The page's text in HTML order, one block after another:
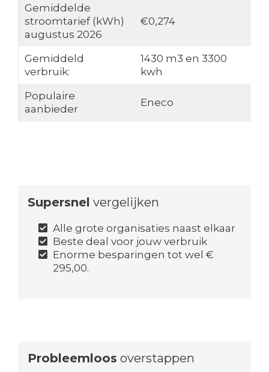
Gemiddelde
stroomtarief (kWh)
augustus 2026
€0,274
Gemiddeld
verbruik:
1430 m3 en 3300
kwh
Populaire
aanbieder
Eneco
Supersnel vergelijken
Alle grote organisaties naast elkaar
Beste deal voor jouw verbruik
Enorme besparingen tot wel €
295,00.
Probleemloos overstappen